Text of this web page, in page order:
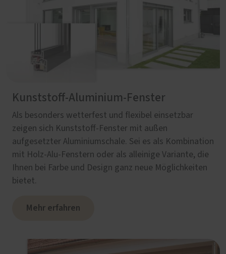
Kunststoff-Aluminium-Fenster
Als besonders wetterfest und flexibel einsetzbar
zeigen sich Kunststoff-Fenster mit außen
aufgesetzter Aluminiumschale. Sei es als Kombination
mit Holz-Alu-Fenstern oder als alleinige Variante, die
Ihnen bei Farbe und Design ganz neue Möglichkeiten
bietet.
Mehr erfahren